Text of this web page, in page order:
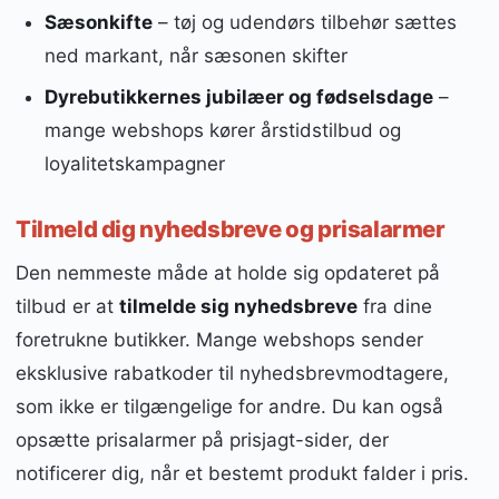
Sæsonkifte– tøj og udendørs tilbehør sættes
ned markant, når sæsonen skifter
Dyrebutikkernes jubilæer og fødselsdage–
mange webshops kører årstidstilbud og
loyalitetskampagner
Tilmeld dig nyhedsbreve og prisalarmer
Den nemmeste måde at holde sig opdateret på
tilbud er at tilmelde sig nyhedsbreve fra dine
foretrukne butikker. Mange webshops sender
eksklusive rabatkoder til nyhedsbrevmodtagere,
som ikke er tilgængelige for andre. Du kan også
opsætte prisalarmer på prisjagt-sider, der
notificerer dig, når et bestemt produkt falder i pris.